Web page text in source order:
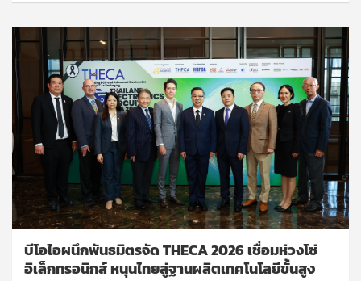
บีโอไอผนึกพันธมิตรจัด THECA 2026 เชื่อมห่วงโซ่
อิเล็กทรอนิกส์ หนุนไทยสู่ฐานผลิตเทคโนโลยีขั้นสูง